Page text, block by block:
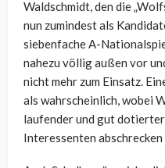
Waldschmidt, den die
nun zumindest als
siebenfache A-
nahezu völlig außen vor
nicht mehr zum Einsatz.
als wahrscheinlich, wobei
laufender und gut
Interessenten